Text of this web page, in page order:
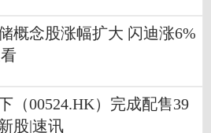
概念股涨幅扩大 闪迪涨6%
（00524.HK）完成配售39
股|速讯